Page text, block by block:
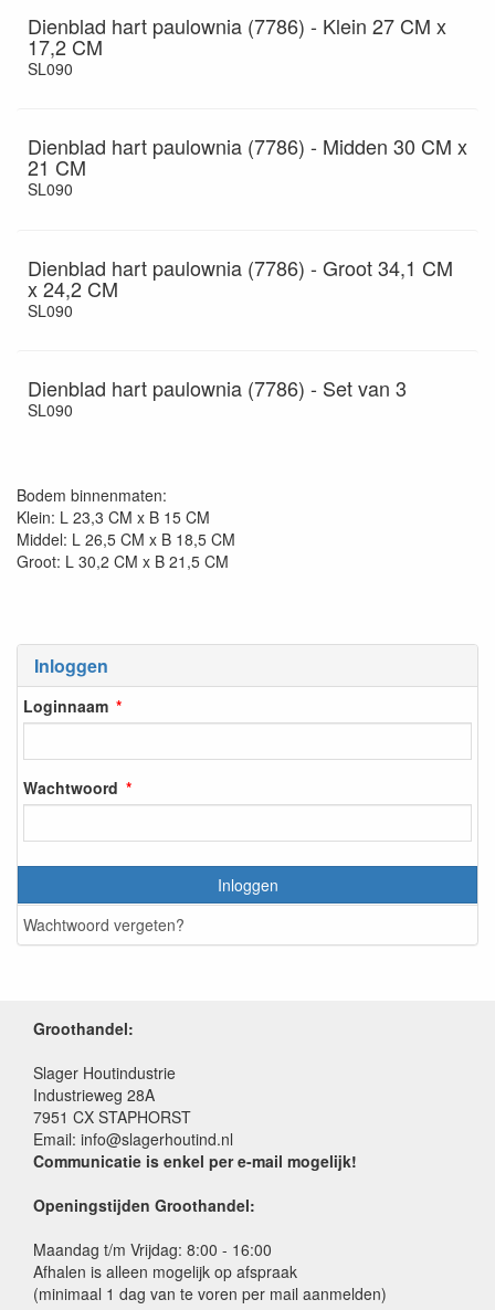
Inloggen
Loginnaam
Wachtwoord
Inloggen
Wachtwoord vergeten?
Dienblad hart paulownia (7786) - Klein 27 CM x
17,2 CM
SL090
Dienblad hart paulownia (7786) - Midden 30 CM x
21 CM
SL090
Dienblad hart paulownia (7786) - Groot 34,1 CM
x 24,2 CM
SL090
Dienblad hart paulownia (7786) - Set van 3
SL090
Bodem binnenmaten:
Klein: L 23,3 CM x B 15 CM
Middel: L 26,5 CM x B 18,5 CM
Groot: L 30,2 CM x B 21,5 CM
Groothandel:
Slager Houtindustrie
Industrieweg 28A
7951 CX STAPHORST
Email: info@slagerhoutind.nl
Communicatie is enkel per e-mail mogelijk!
Openingstijden Groothandel:
Maandag t/m Vrijdag: 8:00 - 16:00
Afhalen is alleen mogelijk op afspraak
(minimaal 1 dag van te voren per mail aanmelden)